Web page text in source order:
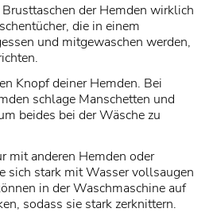
Brusttaschen der Hemden wirklich
die in einem
und mitgewaschen werden,
Knopf deiner Hemden. Bei
schlage Manschetten und
beides bei der Wäsche zu
mit anderen Hemden oder
sich stark mit Wasser vollsaugen
in der Waschmaschine auf
sodass sie stark zerknittern.